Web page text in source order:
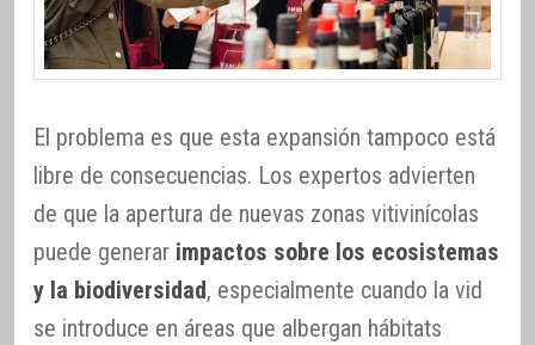
El problema es que esta expansión tampoco está
libre de consecuencias. Los expertos advierten
de que la apertura de nuevas zonas vitivinícolas
puede generar impactos sobre los ecosistemas
y la biodiversidad, especialmente cuando la vid
se introduce en áreas que albergan hábitats